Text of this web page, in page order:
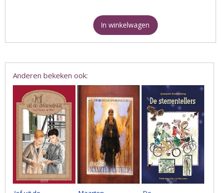
In winkelwagen
Anderen bekeken ook: